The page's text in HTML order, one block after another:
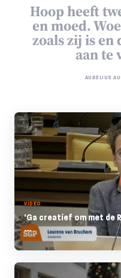
Hoop heeft
en moed.
zoals zij is en
aan te
AURELIUS
VIDEO
'Ga creatief om met de
...